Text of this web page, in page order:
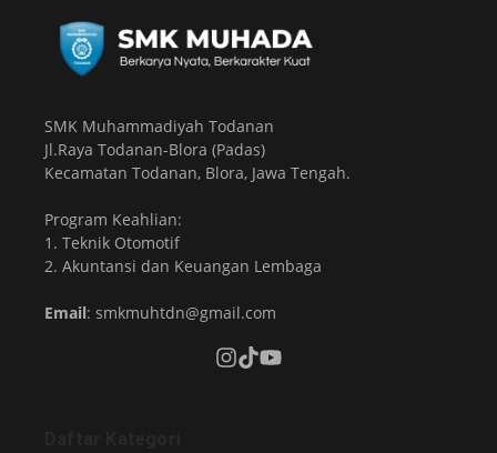
SMK Muhammadiyah Todanan
Jl.Raya Todanan-Blora (Padas)
Kecamatan Todanan, Blora, Jawa Tengah.
Program Keahlian:
1. Teknik Otomotif
2. Akuntansi dan Keuangan Lembaga
Email: smkmuhtdn@gmail.com